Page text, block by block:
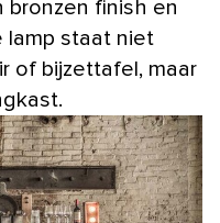
bronzen finish en
lamp staat niet
of bijzettafel, maar